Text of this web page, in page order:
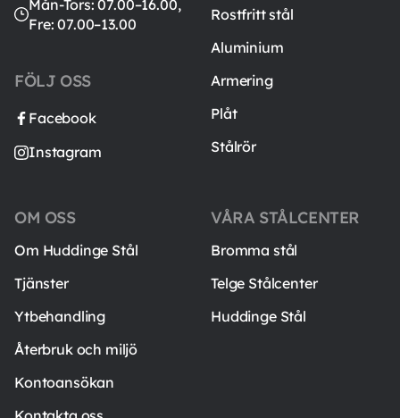
Mån-Tors: 07.00–16.00,
Fre: 07.00–13.00
FÖLJ OSS
Facebook
Instagram
Rostfritt stål
Aluminium
Armering
Plåt
Stålrör
VÅRA STÅLCENTER
Bromma stål
Telge Stålcenter
Huddinge Stål
OM OSS
Om Huddinge Stål
Tjänster
Ytbehandling
Återbruk och miljö
Kontoansökan